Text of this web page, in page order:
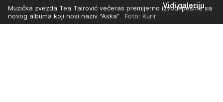
Vidi galeriju
Muzička zvezda Tea Tairović večeras premijerno izvodi pesme sa
novog albuma koji nosi naziv “Aska”
Foto: Kurir